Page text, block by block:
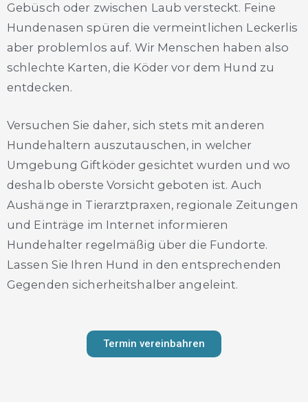
Gebüsch oder zwischen Laub versteckt. Feine
Hundenasen spüren die vermeintlichen Leckerlis
aber problemlos auf. Wir Menschen haben also
schlechte Karten, die Köder vor dem Hund zu
entdecken.
Versuchen Sie daher, sich stets mit anderen
Hundehaltern auszutauschen, in welcher
Umgebung Giftköder gesichtet wurden und wo
deshalb oberste Vorsicht geboten ist. Auch
Aushänge in Tierarztpraxen, regionale Zeitungen
und Einträge im Internet informieren
Hundehalter regelmäßig über die Fundorte.
Lassen Sie Ihren Hund in den entsprechenden
Gegenden sicherheitshalber angeleint.
Termin vereinbahren